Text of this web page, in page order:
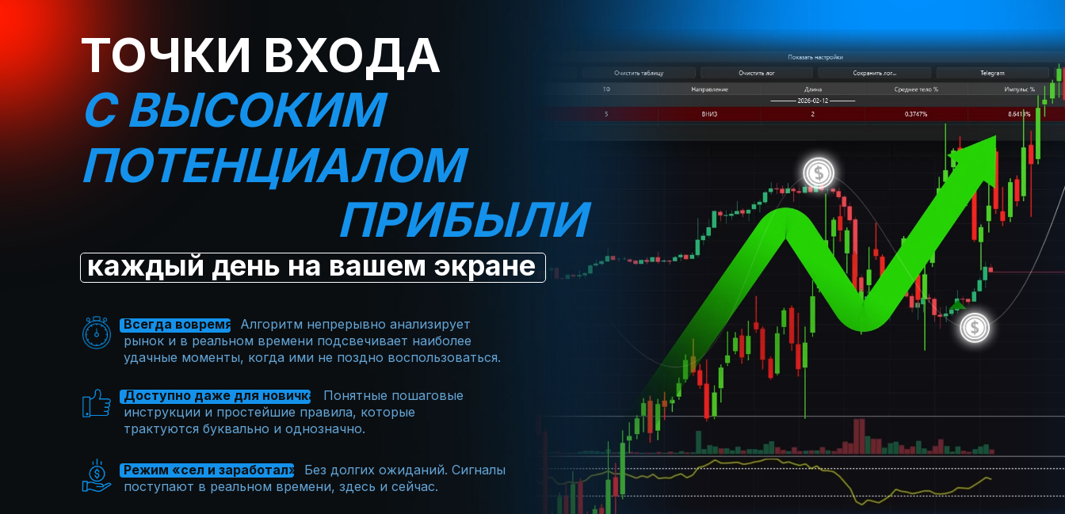
С ВЫСОКИМ
ПОТЕНЦИАЛОМ
каждый день на вашем экране
ПРИБЫЛИ
ТОЧКИ ВХОДА
Режим «сел и заработал»
Без долгих ожиданий. Сигналы
поступают в реальном времени, здесь и сейчас.
Доступно даже для новичка
Понятные пошаговые
инструкции и простейшие правила, которые
трактуются буквально и однозначно.
Всегда вовремя
Алгоритм непрерывно анализирует
рынок и в реальном времени подсвечивает наиболее
удачные моменты, когда ими не поздно воспользоваться.